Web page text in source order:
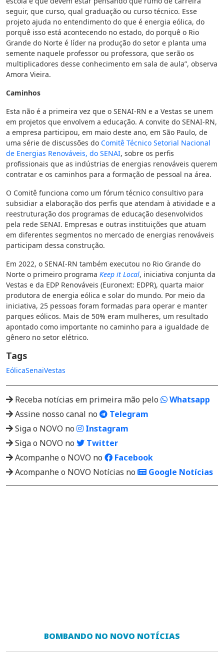
seguir, que curso, qual graduação ou curso técnico. Esse
projeto ajuda no entendimento do que é energia eólica, do
porquê isso está acontecendo no estado, do porquê o Rio
Grande do Norte é líder na produção do setor e planta uma
semente naquele professor ou professora, que serão os
multiplicadores desse conhecimento em sala de aula”, observa
Amora Vieira.
Caminhos
Esta não é a primeira vez que o SENAI-RN e a Vestas se unem
em projetos que envolvem a educação. A convite do SENAI-RN,
a empresa participou, em maio deste ano, em São Paulo, de
uma série de discussões do Comitê Técnico Setorial Nacional
de Energias Renováveis, do SENAI, sobre os perfis
profissionais que as indústrias de energias renováveis querem
contratar e os caminhos para a formação de pessoal na área.
O Comitê funciona como um fórum técnico consultivo para
subsidiar a elaboração dos perfis que atendam à atividade e a
reestruturação dos programas de educação desenvolvidos
pela rede SENAI. Empresas e outras instituições que atuam
em diferentes segmentos no mercado de energias renováveis
participam dessa construção.
Em 2022, o SENAI-RN também executou no Rio Grande do
Norte o primeiro programa Keep it Local, iniciativa conjunta da
Vestas e da EDP Renováveis (Euronext: EDPR), quarta maior
produtora de energia eólica e solar do mundo. Por meio da
iniciativa, 25 pessoas foram formadas para operar e manter
parques eólicos. Mais de 50% eram mulheres, um resultado
apontado como importante no caminho para a igualdade de
gênero no setor elétrico.
Tags
EólicaSenaiVestas
Receba notícias em primeira mão pelo
Whatsapp
Assine nosso canal no
Telegram
Siga o NOVO no
Instagram
Siga o NOVO no
Twitter
Acompanhe o NOVO no
Facebook
Acompanhe o NOVO Notícias no
Google Notícias
BOMBANDO NO NOVO NOTÍCIAS